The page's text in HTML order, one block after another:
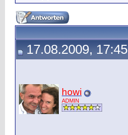
17.08.2009, 17:45
howi
ADMIN